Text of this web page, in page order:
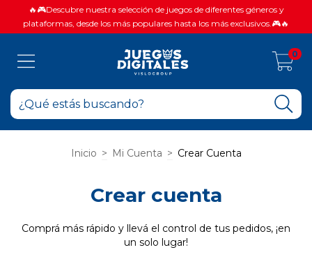
🔥🎮Descubre nuestra selección de juegos de diferentes géneros y
plataformas, desde los más populares hasta los más exclusivos.🎮🔥
0
Inicio > Mi Cuenta > Crear Cuenta
Crear cuenta
Comprá más rápido y llevá el control de tus pedidos, ¡en
un solo lugar!